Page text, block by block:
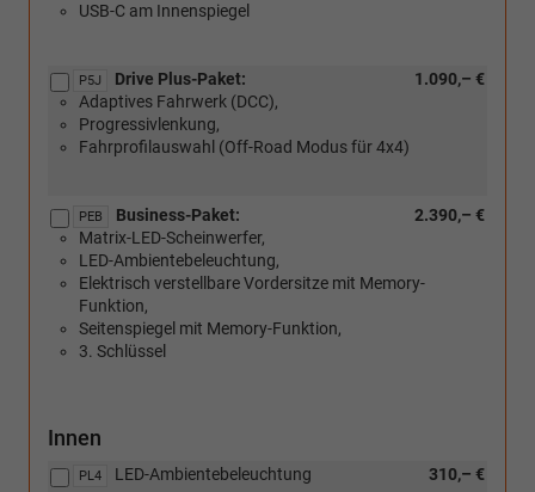
USB-C am Innenspiegel
P5J 1.090,– €
Drive Plus-Paket:
Adaptives Fahrwerk (DCC),
Progressivlenkung,
Fahrprofilauswahl (Off-Road Modus für 4x4)
PEB 2.390,– €
Business-Paket:
Matrix-LED-Scheinwerfer,
LED-Ambientebeleuchtung,
Elektrisch verstellbare Vordersitze mit Memory-
Funktion,
Seitenspiegel mit Memory-Funktion,
3. Schlüssel
Innen
PL4 310,– €
LED-Ambientebeleuchtung